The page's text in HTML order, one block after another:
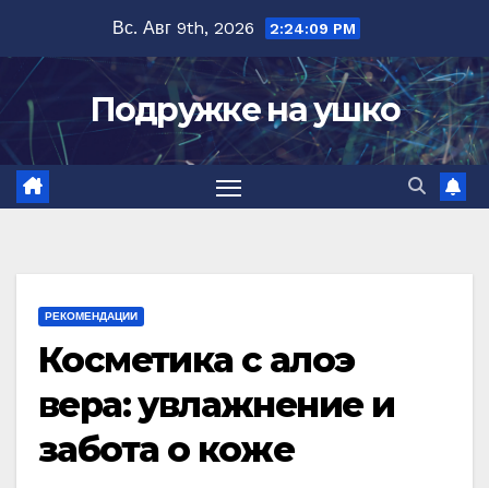
содержимому
Вс. Авг 9th, 2026 2:24:10 PM
Подружке на ушко
РЕКОМЕНДАЦИИ
Косметика с алоэ
вера: увлажнение и
забота о коже